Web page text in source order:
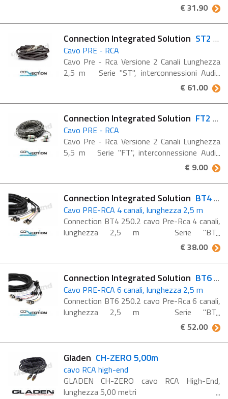
€ 31.90
Connection Integrated Solution ST2 250.1
Cavo PRE - RCA
Cavo Pre - Rca Versione 2 Canali Lunghezza
2,5 m Serie "ST", interconnessioni Audio
"High Resolution" La guaina di ruvestineto in
€ 61.00
Connection Integrated Solution FT2 550
Cavo PRE - RCA
Cavo Pre - Rca Versione 2 Canali Lunghezza
5,5 m Serie "FT", interconnessione Audio
Guaina di rivestimento esterno ad elevata
trasparenza La coppia di conduttori argentati
...
€ 9.00
Connection Integrated Solution BT4 250.2
Cavo PRE-RCA 4 canali, lunghezza 2,5 m
Connection BT4 250.2 cavo Pre-Rca 4 canali,
lunghezza 2,5 m Serie "BT",
interconnnnesioni audio ad alta efficienza e
versalità La guaina di rivestimento Soft
Touch rende ...
€ 38.00
Connection Integrated Solution BT6 250.2
Cavo PRE-RCA 6 canali, lunghezza 2,5 m
Connection BT6 250.2 cavo Pre-Rca 6 canali,
lunghezza 2,5 m Serie "BT",
interconnnnesioni audio ad alta efficienza e
versalità La guaina di rivestimento Soft
Touch rende ...
€ 52.00
Gladen CH-ZERO 5,00m
cavo RCA high-end
GLADEN CH-ZERO cavo RCA High-End,
lunghezza 5,00 metri